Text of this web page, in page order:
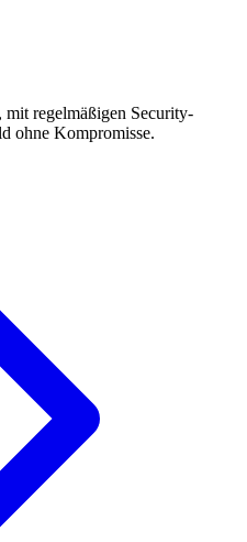
regelmäßigen Security-
ohne Kompromisse.